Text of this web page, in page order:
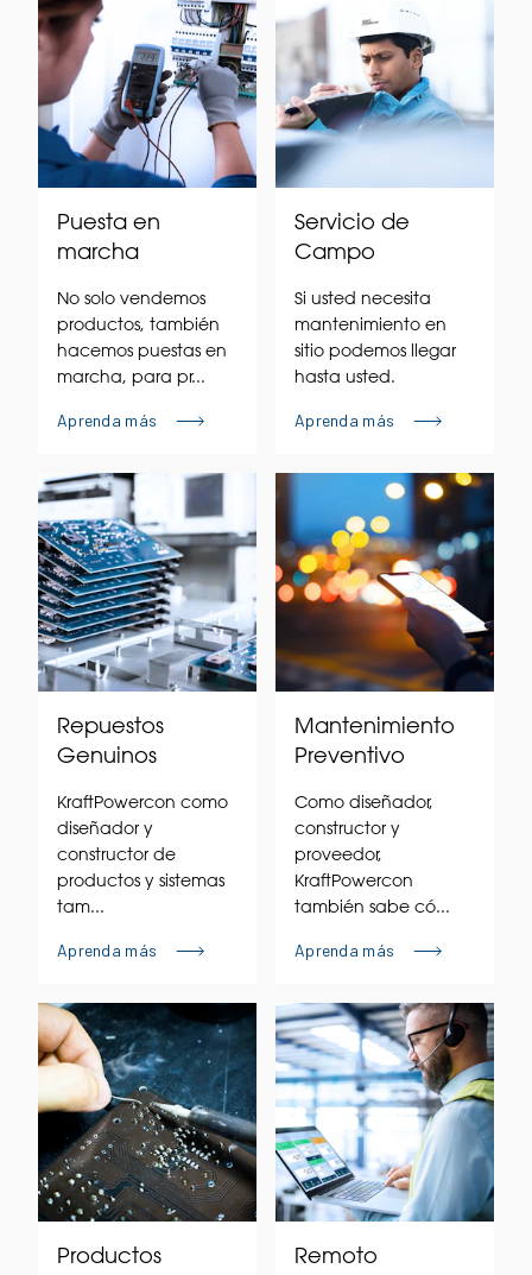
Puesta en
marcha
No solo vendemos
productos, también
hacemos puestas en
marcha, para pr...
Aprenda más
Servicio de
Campo
Si usted necesita
mantenimiento en
sitio podemos llegar
hasta usted.
Aprenda más
Repuestos
Genuinos
KraftPowercon como
diseñador y
constructor de
productos y sistemas
tam...
Aprenda más
Mantenimiento
Preventivo
Como diseñador,
constructor y
proveedor,
KraftPowercon
también sabe có...
Aprenda más
Productos
Remoto